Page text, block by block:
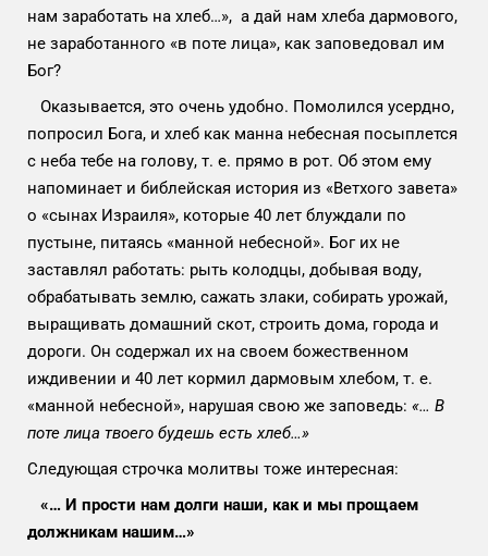
нам заработать на хлеб…», а дай нам хлеба дармового,
не заработанного «в поте лица», как заповедовал им
Бог?
Оказывается, это очень удобно. Помолился усердно,
попросил Бога, и хлеб как манна небесная посыплется
с неба тебе на голову, т. е. прямо в рот. Об этом ему
напоминает и библейская история из «Ветхого завета»
о «сынах Израиля», которые 40 лет блуждали по
пустыне, питаясь «манной небесной». Бог их не
заставлял работать: рыть колодцы, добывая воду,
обрабатывать землю, сажать злаки, собирать урожай,
выращивать домашний скот, строить дома, города и
дороги. Он содержал их на своем божественном
иждивении и 40 лет кормил дармовым хлебом, т. е.
«манной небесной», нарушая свою же заповедь: «… В
поте лица твоего будешь есть хлеб…»
Следующая строчка молитвы тоже интересная:
«… И прости нам долги наши, как и мы прощаем
должникам нашим…»